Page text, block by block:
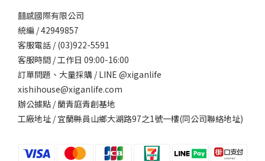
囍感國際有限公司
統編 / 42949857
客服電話 / (03)922-5591
客服時間 / 工作日 09:00-16:00
訂單問題、大量採購 / LINE @xiganlife
xishihouse@xiganlife.com
辦公據點 / 蘭青庭青創基地
工廠地址 / 宜蘭縣員山鄉大湖路97之1號一樓(同公司聯絡地址)